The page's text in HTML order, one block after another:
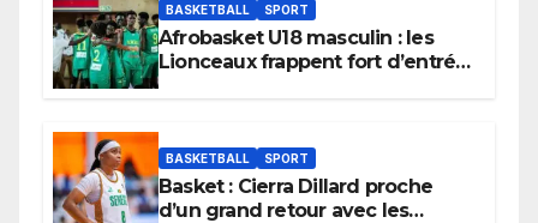
BASKETBALL SPORT
Afrobasket U18 masculin : les
Lionceaux frappent fort d’entrée
BASKETBALL SPORT
Basket : Cierra Dillard proche
d’un grand retour avec les